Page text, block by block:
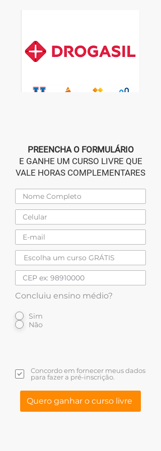
PREENCHA O FORMULÁRIO
E GANHE UM CURSO LIVRE QUE
VALE HORAS COMPLEMENTARES
Concluiu ensino médio?
Sim
Não
Concordo em fornecer meus dados
para fazer a pré-inscrição.
Quero ganhar o curso livre